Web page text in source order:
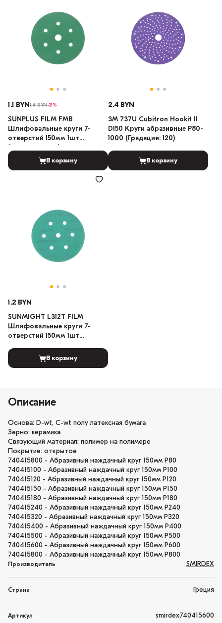
1.1 BYN1.4 BYN-21%
SUNPLUS FILM FMB
Шлифовальные круги 7-
отверстий 150мм 1шт
В корзину
2.4 BYN
3M 737U Cubitron Hookit II
D150 Круги абразивные P80-
1000 (Градация: 120)
В корзину
1.2 BYN
SUNMIGHT L312T FILM
Шлифовальные круги 7-
отверстий 150мм 1шт
В корзину
Описание
Основа: D-wt, C-wt полу латексная бумага
Зерно: керамика
Связующий материал: полимер на полимере
Покрытие: открытое
740415800 - Абразивный наждачный круг 150мм P80
740415100 - Абразивный наждачный круг 150мм P100
740415120 - Абразивный наждачный круг 150мм P120
740415150 - Абразивный наждачный круг 150мм P150
740415180 - Абразивный наждачный круг 150мм P180
740415240 - Абразивный наждачный круг 150мм P240
740415320 - Абразивный наждачный круг 150мм P320
740415400 - Абразивный наждачный круг 150мм P400
740415500 - Абразивный наждачный круг 150мм P500
740415600 - Абразивный наждачный круг 150мм P600
740415800 - Абразивный наждачный круг 150мм P800
Производитель SMIRDEX
Страна Греция
Артикул smirdex740415600